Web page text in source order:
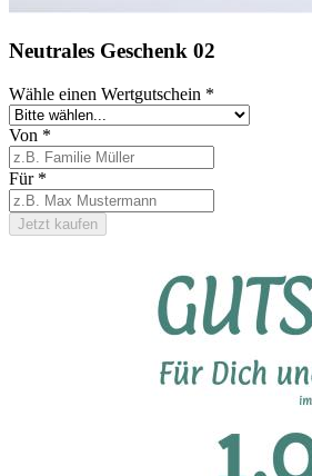
Neutrales Geschenk 02
Wähle einen Wertgutschein *
Von *
Für *
Jetzt kaufen